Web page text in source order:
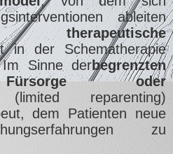
ableiten
therapeutische
in der Schematherapie
Sinne derbegrenzten
oder
(limited reparenting)
dem Patienten neue
zu